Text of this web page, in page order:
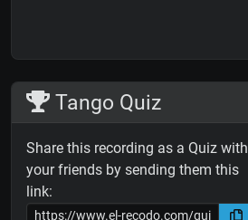
Tango Quiz
Share this recording as a Quiz with
your friends by sending them this
link: